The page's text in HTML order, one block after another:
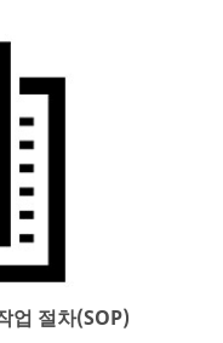
업 절차(SOP)